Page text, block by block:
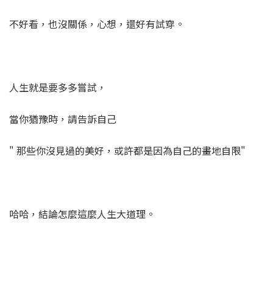
不好看，也沒關係，心想，還好有試穿。
人生就是要多多嘗試，
當你猶豫時，請告訴自己
" 那些你沒見過的美好，或許都是因為自己的畫地自限"
哈哈，結論怎麼這麼人生大道理。